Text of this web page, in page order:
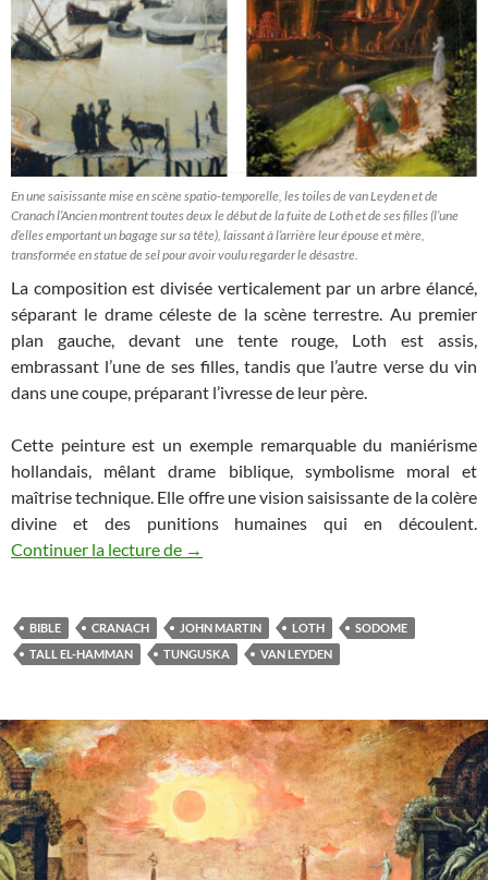
En une saisissante mise en scène spatio-temporelle, les toiles de van Leyden et de
Cranach l’Ancien montrent toutes deux le début de la fuite de Loth et de ses filles (l’une
d’elles emportant un bagage sur sa tête), laissant à l’arrière leur épouse et mère,
transformée en statue de sel pour avoir voulu regarder le désastre.
La composition est divisée verticalement par un arbre élancé,
séparant le drame céleste de la scène terrestre. Au premier
plan gauche, devant une tente rouge, Loth est assis,
embrassant l’une de ses filles, tandis que l’autre verse du vin
dans une coupe, préparant l’ivresse de leur père.
Cette peinture est un exemple remarquable du maniérisme
hollandais, mêlant drame biblique, symbolisme moral et
maîtrise technique. Elle offre une vision saisissante de la colère
divine et des punitions humaines qui en découlent.
Continuer la lecture de Colère divine ou chute météoritique ?
→
BIBLE CRANACH JOHN MARTIN LOTH
SODOME
TALL EL-HAMMAN
TUNGUSKA VAN LEYDEN